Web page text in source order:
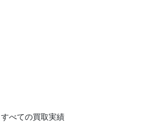
すべての買取実績